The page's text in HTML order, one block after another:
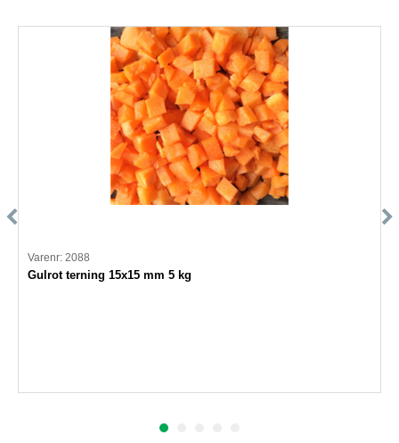
Varenr: 2088
Gulrot terning 15x15 mm 5 kg